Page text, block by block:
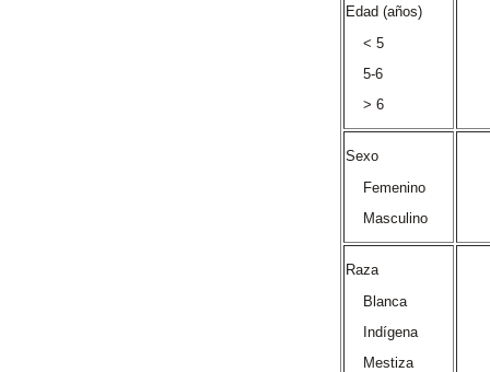
Edad (años)
< 5
5-6
> 6
Sexo
Femenino
Masculino
Raza
Blanca
Indígena
Mestiza